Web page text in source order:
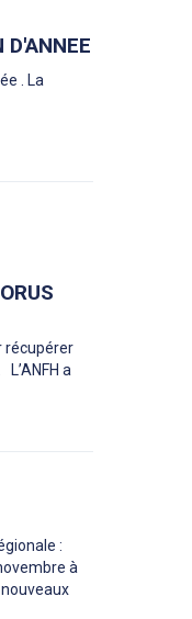
D'ANNEE
. La
récupérer
a
:
à